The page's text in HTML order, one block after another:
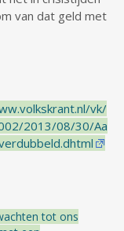
van dat geld met
vk/
2013/08/30/Aa
tot ons